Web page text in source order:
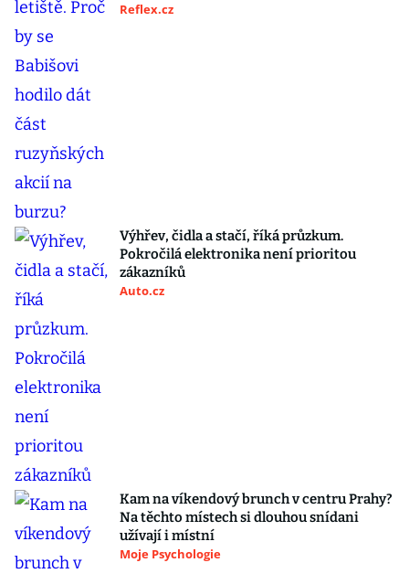
Reflex.cz
Výhřev, čidla a stačí, říká průzkum.
Pokročilá elektronika není prioritou
zákazníků
Auto.cz
Kam na víkendový brunch v centru Prahy?
Na těchto místech si dlouhou snídani
užívají i místní
Moje Psychologie